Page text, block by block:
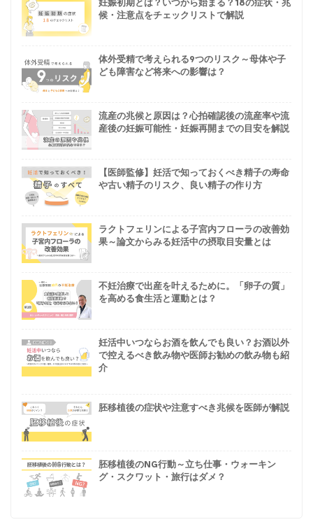
妊娠初期とは？いつから始まる？18の症状・兆
候・注意点をチェックリストで解説
体外受精で考えられる9つのリスク～母体や子
ども障害など将来への影響は？
流産の兆候と原因は？心拍確認後の流産率や流
産後の妊娠可能性・妊娠再開までの目安を解説
【医師監修】妊活で知っておくべき精子の寿命
や古い精子のリスク、良い精子の作り方
ラクトフェリンによる子宮内フローラの改善効
果～論文からみる妊活中の摂取目安量とは
不妊治療で出産を叶えるために。「卵子の質」
を高める食生活と運動とは？
妊活中いつならお酒を飲んでも良い？お酒以外
で控えるべき飲み物や医師お勧めの飲み物も紹
介
胚移植後の症状や注意すべき兆候を医師が解説
胚移植後のNG行動～立ち仕事・ウォーキン
グ・スクワット・旅行はダメ？